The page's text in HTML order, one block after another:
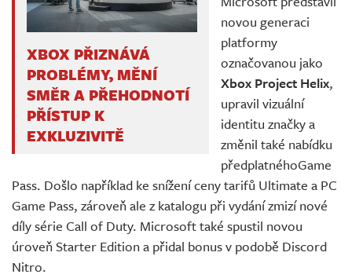
XBOX PŘIZNÁVÁ
PROBLÉMY, MĚNÍ
SMĚR A PŘEHODNOTÍ
PŘÍSTUP K
EXKLUZIVITĚ
novou generaci
platformy
označovanou jako
Xbox Project Helix,
upravil vizuální
identitu značky a
změnil také nabídku
předplatnéhoGame
Pass. Došlo například ke snížení ceny tarifů Ultimate a PC
Game Pass, zároveň ale z katalogu při vydání zmizí nové
díly série Call of Duty. Microsoft také spustil novou
úroveň Starter Edition a přidal bonus v podobě Discord
Nitro.